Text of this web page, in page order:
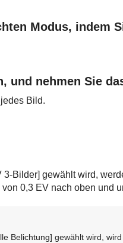
Modus, indem
und nehmen Sie
Bild.
3-Bilder] gewählt wird,
0,3 EV nach oben und
Belichtung] gewählt wird,